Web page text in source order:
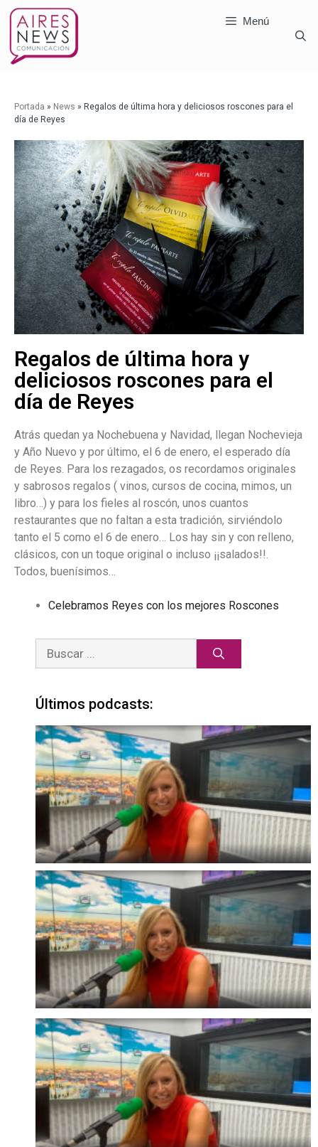
Menú
Portada » News » Regalos de última hora y deliciosos roscones para el
día de Reyes
Regalos de última hora y
deliciosos roscones para el
día de Reyes
Atrás quedan ya Nochebuena y Navidad, llegan Nochevieja
y Año Nuevo y por último, el 6 de enero, el esperado día
de Reyes. Para los rezagados, os recordamos originales
y sabrosos regalos ( vinos, cursos de cocina, mimos, un
libro…) y para los fieles al roscón, unos cuantos
restaurantes que no faltan a esta tradición, sirviéndolo
tanto el 5 como el 6 de enero… Los hay sin y con relleno,
clásicos, con un toque original o incluso ¡¡salados!!.
Todos, buenísimos…
Celebramos Reyes con los mejores Roscones
Últimos podcasts: